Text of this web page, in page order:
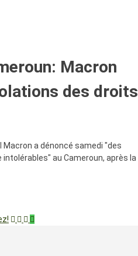
Macron
des droits
a dénoncé samedi "des
au Cameroun, après la